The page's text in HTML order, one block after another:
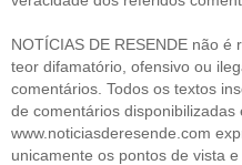
NOTÍCIAS DE RESENDE não é
teor difamatório, ofensivo ou
comentários. Todos os textos
de comentários disponibilizadas
www.noticiasderesende.com
unicamente os pontos de vista